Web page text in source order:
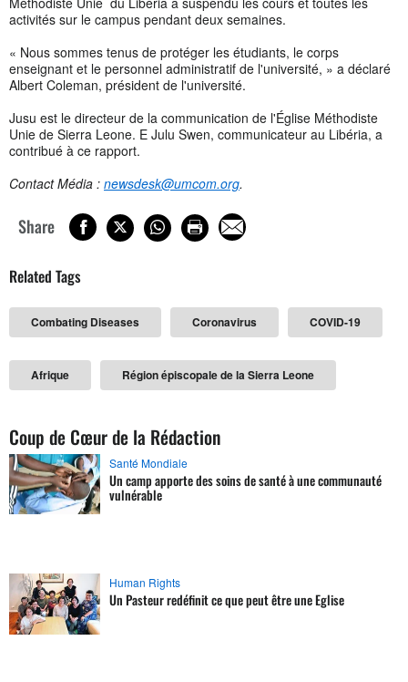
activités sur le campus pendant deux semaines.
« Nous sommes tenus de protéger les étudiants, le corps
enseignant et le personnel administratif de l'université, » a déclaré
Albert Coleman, président de l'université.
Jusu est le directeur de la communication de l'Église Méthodiste
Unie de Sierra Leone. E Julu Swen, communicateur au Libéria, a
contribué à ce rapport.
Contact Média : newsdesk@umcom.org.
Share
Related Tags
Combating Diseases Coronavirus COVID-19
Afrique Région épiscopale de la Sierra Leone
Coup de Cœur de la Rédaction
Santé Mondiale
Un camp apporte des soins de santé à une communauté
vulnérable
Human Rights
Un Pasteur redéfinit ce que peut être une Eglise